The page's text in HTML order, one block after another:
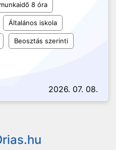
8 óra
Általános iskola
Beosztás szerinti
2026. 07. 08.